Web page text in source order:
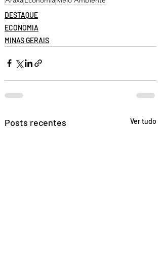
DESTAQUE
ECONOMIA
MINAS GERAIS
Posts recentes Ver tudo